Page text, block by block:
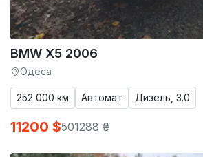
BMW X5 2006
Одеса
252 000 км Автомат Дизель, 3.0
11200 $501288 ₴